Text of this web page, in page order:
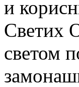
и
Светих
светом